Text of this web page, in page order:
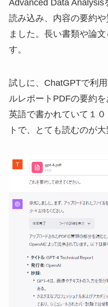
Advanced Data Analysis
読み込み、内容の要約
ました。長い書類や論
す。
試しに、ChatGPTで利
ルレポートPDFの要約
英語で書かれていて１
トで、とても読むのが大